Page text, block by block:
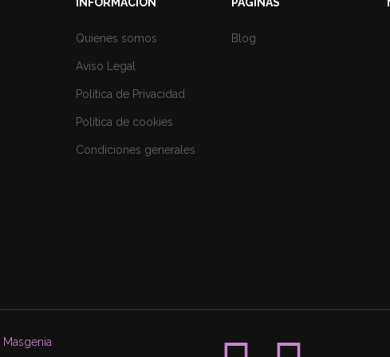
Quienes somos
Aviso Legal
Política de Privacidad
Política de cookies
Condiciones generales
Blog
Masgenia